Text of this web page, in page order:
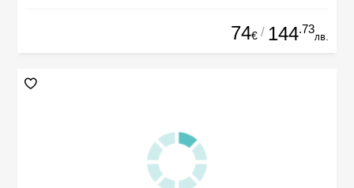
74€ / 144.73
лв.